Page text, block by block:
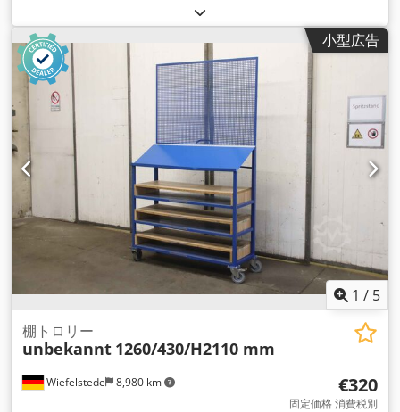
バリアント F N02 最大移動速度 0.75 m/s、最大トロリー重量
3000 kg、キャタピラ重量 375 kg、最大牽引力 1000 N、動作
電圧 36 V=、電力 1200 W (未使用) 人間工学に基づいた自動車
両プラットフォーム CEIT FTS CEIT 3000 AFR 年: 2019 数量 5
個
小型広告
1 / 5
Wiefelstede 8,980 km
棚トロリー
unbekannt 1260/430/H2110 mm
€320
固定価格 消費税別